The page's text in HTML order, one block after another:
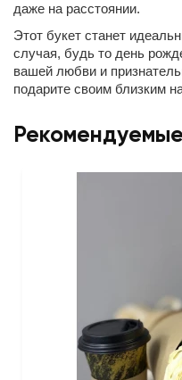
даже на расстоянии.
Этот букет станет
случая, будь то день
вашей любви и
подарите своим близким